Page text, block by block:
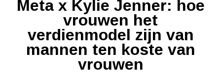
Meta x Kylie Jenner: hoe
vrouwen het
verdienmodel zijn van
mannen ten koste van
vrouwen